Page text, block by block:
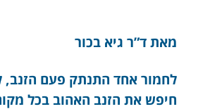
מאת ד”ר גיא בכור
לחמור אחד התנתק פעם הזנב,
חיפש את הזנב האהוב בכל